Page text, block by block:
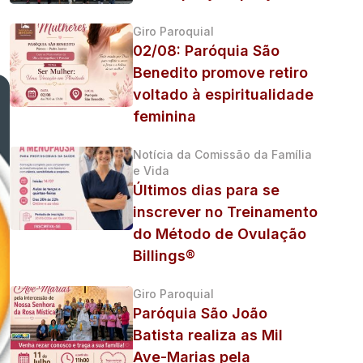
Giro Paroquial
02/08: Paróquia São
Benedito promove retiro
voltado à espiritualidade
feminina
Notícia da Comissão da Família
e Vida
Últimos dias para se
inscrever no Treinamento
do Método de Ovulação
Billings®
Giro Paroquial
Paróquia São João
Batista realiza as Mil
Ave-Marias pela